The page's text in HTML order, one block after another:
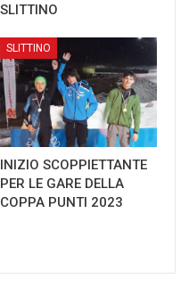
SLITTINO
SLITTINO
INIZIO SCOPPIETTANTE
PER LE GARE DELLA
COPPA PUNTI 2023